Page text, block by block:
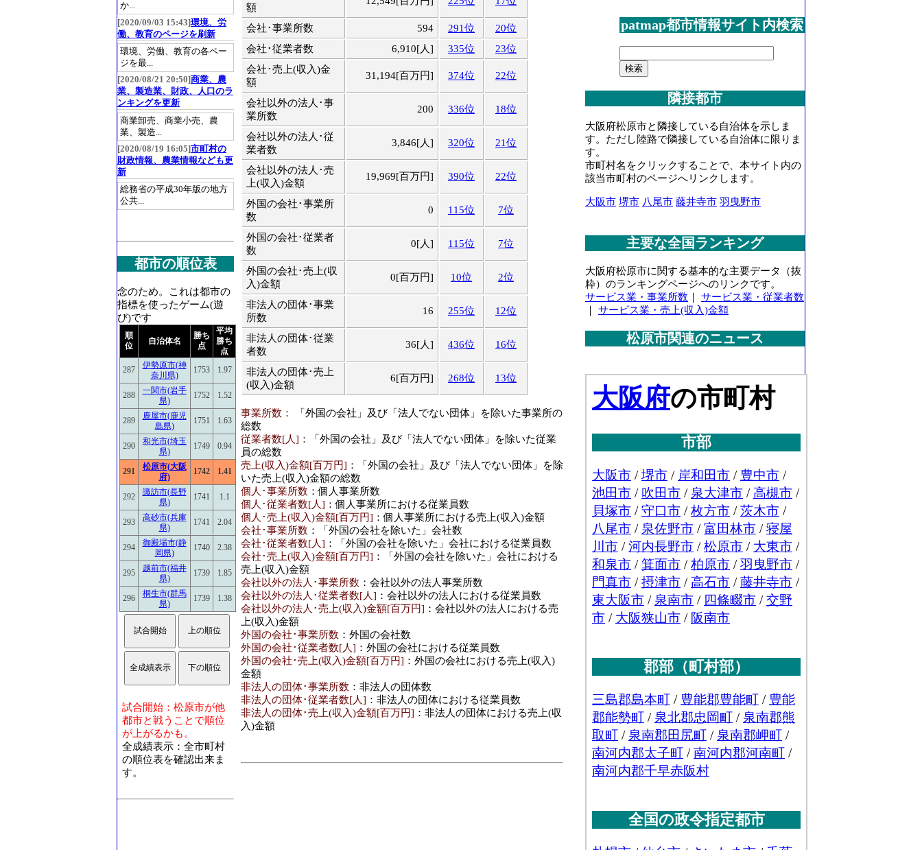
額
会社･事業所数 594 291位
20位
会社･従業者数
6,910[人] 335位
23位
会社･売上(収入)金
額
31,194[百万円] 374位 22位
会社以外の法人･事
業所数
200 336位 18位
会社以外の法人･従
業者数
3,846[人] 320位 21位
会社以外の法人･売
上(収入)金額
19,969[百万円] 390位 22位
外国の会社･事業所
数
0 115位 7位
外国の会社･従業者
数
0[人] 115位 7位
外国の会社･売上(収
入)金額
0[百万円] 10位 2位
非法人の団体･事業
所数
16 255位 12位
非法人の団体･従業
者数
36[人] 436位 16位
非法人の団体･売上
(収入)金額
6[百万円] 268位 13位
事業所数 ： 「外国の会社」及び「法人でない団体」を除いた事業所の
総数
従業者数[人] ：「外国の会社」及び「法人でない団体」を除いた従業
員の総数
売上(収入)金額[百万円] ：「外国の会社」及び「法人でない団体」を除
いた売上(収入)金額の総数
個人･事業所数 ：個人事業所数
個人･従業者数[人] ：個人事業所における従業員数
個人･売上(収入)金額[百万円] ：個人事業所における売上(収入)金額
会社･事業所数 ：「外国の会社を除いた」会社数
会社･従業者数[人] ：「外国の会社を除いた」会社における従業員数
会社･売上(収入)金額[百万円] ：「外国の会社を除いた」会社における
売上(収入)金額
会社以外の法人･事業所数 ：会社以外の法人事業所数
会社以外の法人･従業者数[人] ：会社以外の法人における従業員数
会社以外の法人･売上(収入)金額[百万円] ：会社以外の法人における売
上(収入)金額
外国の会社･事業所数 ：外国の会社数
外国の会社･従業者数[人] ：外国の会社における従業員数
外国の会社･売上(収入)金額[百万円] ：外国の会社における売上(収入)
金額
非法人の団体･事業所数 ：非法人の団体数
非法人の団体･従業者数[人] ：非法人の団体における従業員数
非法人の団体･売上(収入)金額[百万円] ：非法人の団体における売上(収
入)金額
か...
[2020/09/03 15:43]環境、労
働、教育のページを刷新
環境、労働、教育の各ペー
ジを最...
[2020/08/21 20:50]商業、農
業、製造業、財政、人口のラ
ンキングを更新
商業卸売、商業小売、農
業、製造...
[2020/08/19 16:05]市町村の
財政情報、農業情報なども更
新
総務省の平成30年版の地方
公共...
都市の順位表
念のため。これは都市の
指標を使ったゲーム(遊
び)です
順
位
自治体名
勝ち
点
平均
勝ち
点
287
伊勢原市(神
奈川県)
1753 1.97
288
一関市(岩手
県)
1752 1.52
289
鹿屋市(鹿児
島県)
1751 1.63
290
和光市(埼玉
県)
1749 0.94
291
松原市(大阪
府)
1742 1.41
292
諏訪市(長野
県)
1741 1.1
293
高砂市(兵庫
県)
1741 2.04
294
御殿場市(静
岡県)
1740 2.38
295
越前市(福井
県)
1739 1.85
296
桐生市(群馬
県)
1739 1.38
試合開始：松原市が他
都市と戦うことで順位
が上がるかも。
全成績表示：全市町村
の順位表を確認出来ま
す。
patmap都市情報サイト内検索
隣接都市
大阪府松原市と隣接している自治体を示しま
す。ただし陸路で隣接している自治体に限りま
す。
市町村名をクリックすることで、本サイト内の
該当市町村のページへリンクします。
大阪市 堺市 八尾市 藤井寺市 羽曳野市
主要な全国ランキング
大阪府松原市に関する基本的な主要データ（抜
粋）のランキングページへのリンクです。
サービス業・事業所数
サービス業・従業者数
サービス業・売上(収入)金額
松原市関連のニュース